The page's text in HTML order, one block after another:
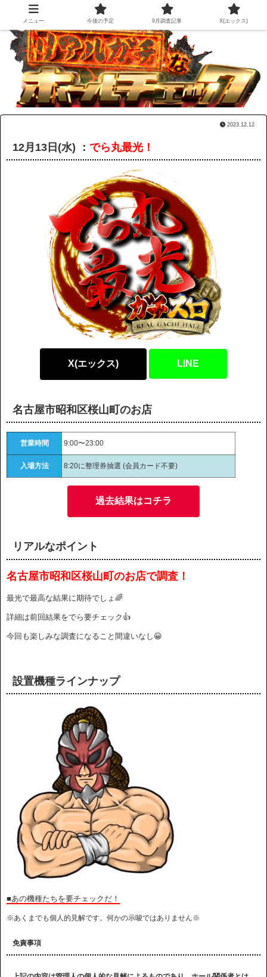
2023.12.12
12月13日(水) ： でら丸最光！
X(エックス) LINE
名古屋市昭和区桜山町のお店
営業時間 9:00〜23:00
入場方法 8:20に整理券抽選 (会員カード不要)
過去結果はコチラ
リアルなポイント
名古屋市昭和区桜山町のお店で調査！
最光で最高な結果に期待でしょ🌈
詳細は前回結果をでら要チェック👍
今回も楽しみな調査になること間違いなし😀
設置機種ラインナップ
■あの機種たちを要チェックだ！
※あくまでも個人的見解です。何かの示唆ではありません※
免責事項
メニュー 今後の予定 9月調査記事 X(エックス)